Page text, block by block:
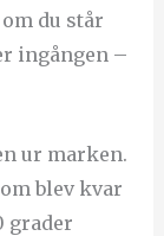
du står
ingången –
ur marken.
blev kvar
grader